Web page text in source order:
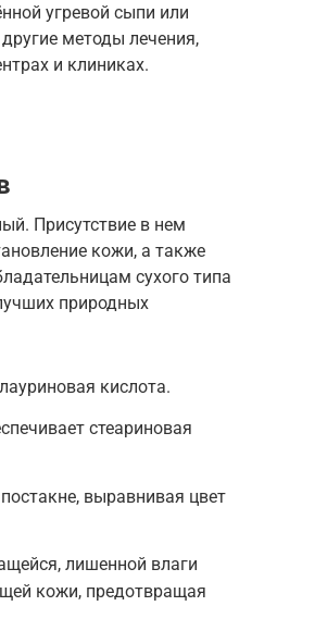
угревой сыпи или
методы лечения,
и клиниках.
Присутствие в нем
кожи, а также
сухого типа
природных
кислота.
стеариновая
выравнивая цвет
лишенной влаги
кожи, предотвращая